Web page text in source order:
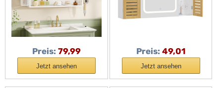
HD-Spiegel,
Haartrockner-Halter
und Haken,
Wandschrank, Weiß
Preis: 79,99
Jetzt ansehen
Ablage, Berührung
Sensorschalter,
Preis: 49,01
Jetzt ansehen